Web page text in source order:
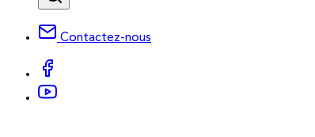
Contactez-nous